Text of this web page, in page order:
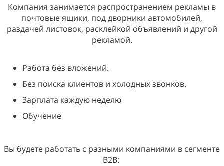
Компания занимается распространением рекламы в
почтовые ящики, под дворники автомобилей,
раздачей листовок, расклейкой объявлений и другой
рекламой.
Работа без вложений.
Без поиска клиентов и холодных звонков.
Зарплата каждую неделю
Обучение
Вы будете работать с разными компаниями в сегменте
B2B: